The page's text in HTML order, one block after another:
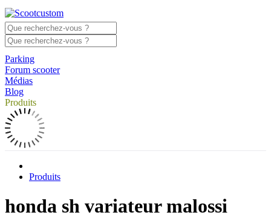
Parking
Forum scooter
Médias
Blog
Produits
Produits
honda sh variateur malossi